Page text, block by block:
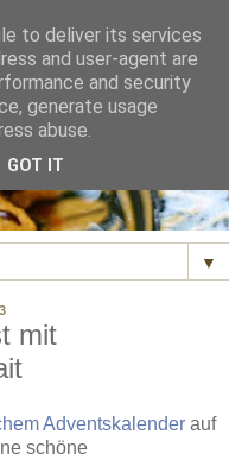
▼
mit
Adventskalender auf
schöne
to deliver its services
and user-agent are
and security
generate usage
abuse.
GOT IT